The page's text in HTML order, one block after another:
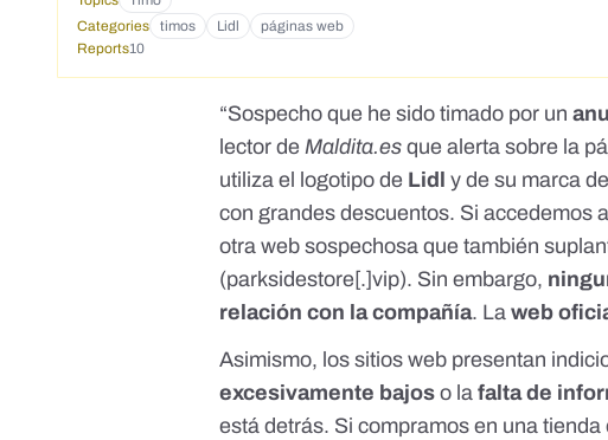
Categories
timos Lidl
páginas web
Reports10
“Sospecho que he sido timado por un
lector deMaldita.es que alerta sobre la
utiliza el logotipo de Lidl y de su marca
con grandes descuentos. Si accedemos
otra web sospechosa que también
(parksidestore[.]vip). Sin embargo,
relación con la compañía. Laweb
Asimismo, los sitios web presentan
excesivamente bajos o lafalta de
está detrás. Si compramos en una